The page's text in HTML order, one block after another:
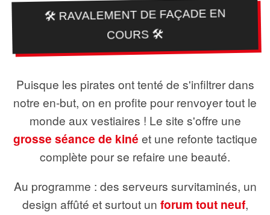
🛠️ RAVALEMENT DE FAÇADE EN
COURS 🛠️
Puisque les pirates ont tenté de s'infiltrer dans
notre en-but, on en profite pour renvoyer tout le
monde aux vestiaires ! Le site s'offre une
grosse séance de kiné et une refonte tactique
complète pour se refaire une beauté.
Au programme : des serveurs survitaminés, un
design affûté et surtout un forum tout neuf,